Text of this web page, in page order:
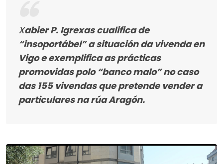
Xabier P. Igrexas cualifica de
“insoportábel” a situación da vivenda en
Vigo e exemplifica as prácticas
promovidas polo “banco malo” no caso
das 155 vivendas que pretende vender a
particulares na rúa Aragón.